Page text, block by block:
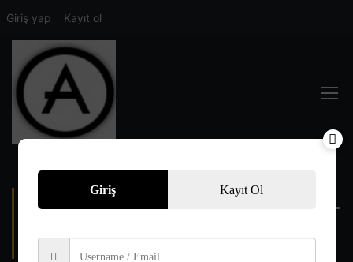
Giriş yap Kayıt ol
511.SAYFA-48.FETIH:10-
15
Giriş Kayıt Ol